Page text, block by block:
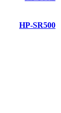
HP-SR500